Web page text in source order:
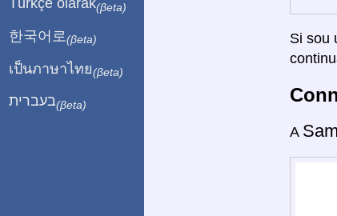
Si sou
A
Türkçe olarak(βeta)
한국어로 (βeta)
เป็นภาษาไทย(βeta)
בעברית(βeta)